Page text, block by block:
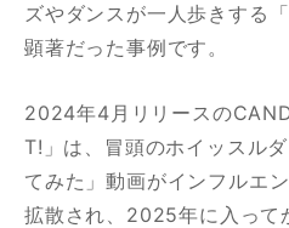
ズやダンスが一人歩きする
顕著だった事例です。
2024年4月リリースの
T!」は、冒頭のホイッスル
てみた」動画がインフルエ
拡散され、2025年に入って